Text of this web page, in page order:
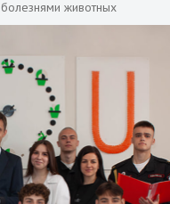
животных